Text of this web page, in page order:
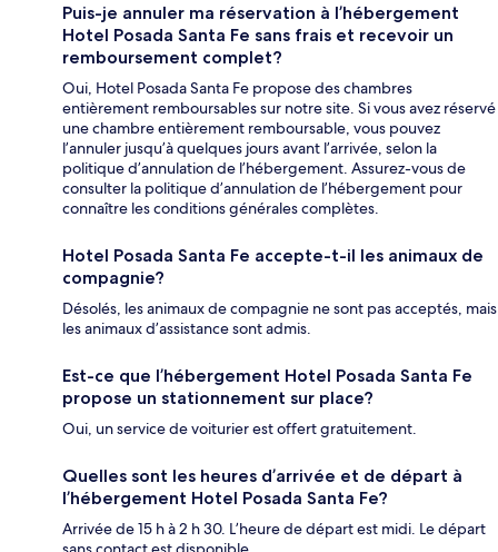
Puis-je annuler ma réservation à l’hébergement
Hotel Posada Santa Fe sans frais et recevoir un
remboursement complet?
Oui, Hotel Posada Santa Fe propose des chambres
entièrement remboursables sur notre site. Si vous avez réservé
une chambre entièrement remboursable, vous pouvez
l’annuler jusqu’à quelques jours avant l’arrivée, selon la
politique d’annulation de l’hébergement. Assurez-vous de
consulter la politique d’annulation de l’hébergement pour
connaître les conditions générales complètes.
Hotel Posada Santa Fe accepte-t-il les animaux de
compagnie?
Désolés, les animaux de compagnie ne sont pas acceptés, mais
les animaux d’assistance sont admis.
Est-ce que l’hébergement Hotel Posada Santa Fe
propose un stationnement sur place?
Oui, un service de voiturier est offert gratuitement.
Quelles sont les heures d’arrivée et de départ à
l’hébergement Hotel Posada Santa Fe?
Arrivée de 15 h à 2 h 30. L’heure de départ est midi. Le départ